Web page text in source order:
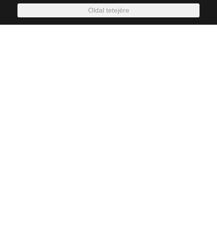
Oldal tetejére